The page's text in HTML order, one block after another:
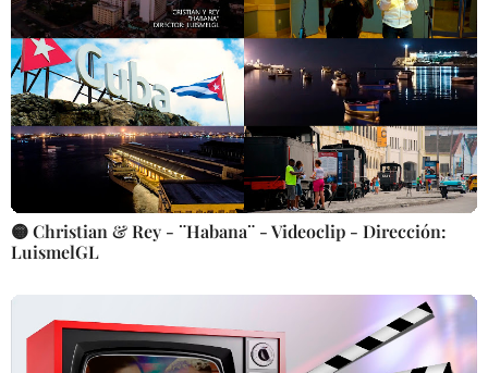
🟡 Christian & Rey - ¨Habana¨ - Videoclip - Dirección:
LuismelGL